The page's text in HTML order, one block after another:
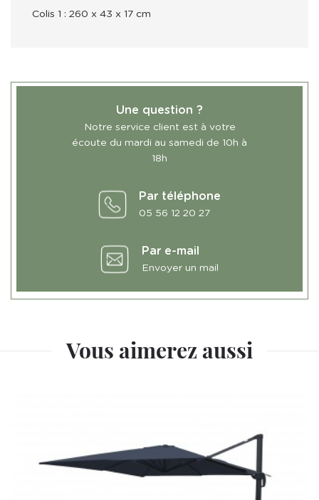
Colis 1 : 260 x 43 x 17 cm
Une question ?
Notre service client est à votre
écoute du mardi au samedi de 10h à
18h
Par téléphone
05 56 12 20 27
Par e-mail
Envoyer un mail
Vous aimerez aussi